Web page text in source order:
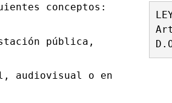
conceptos:
pública,
audiovisual o en